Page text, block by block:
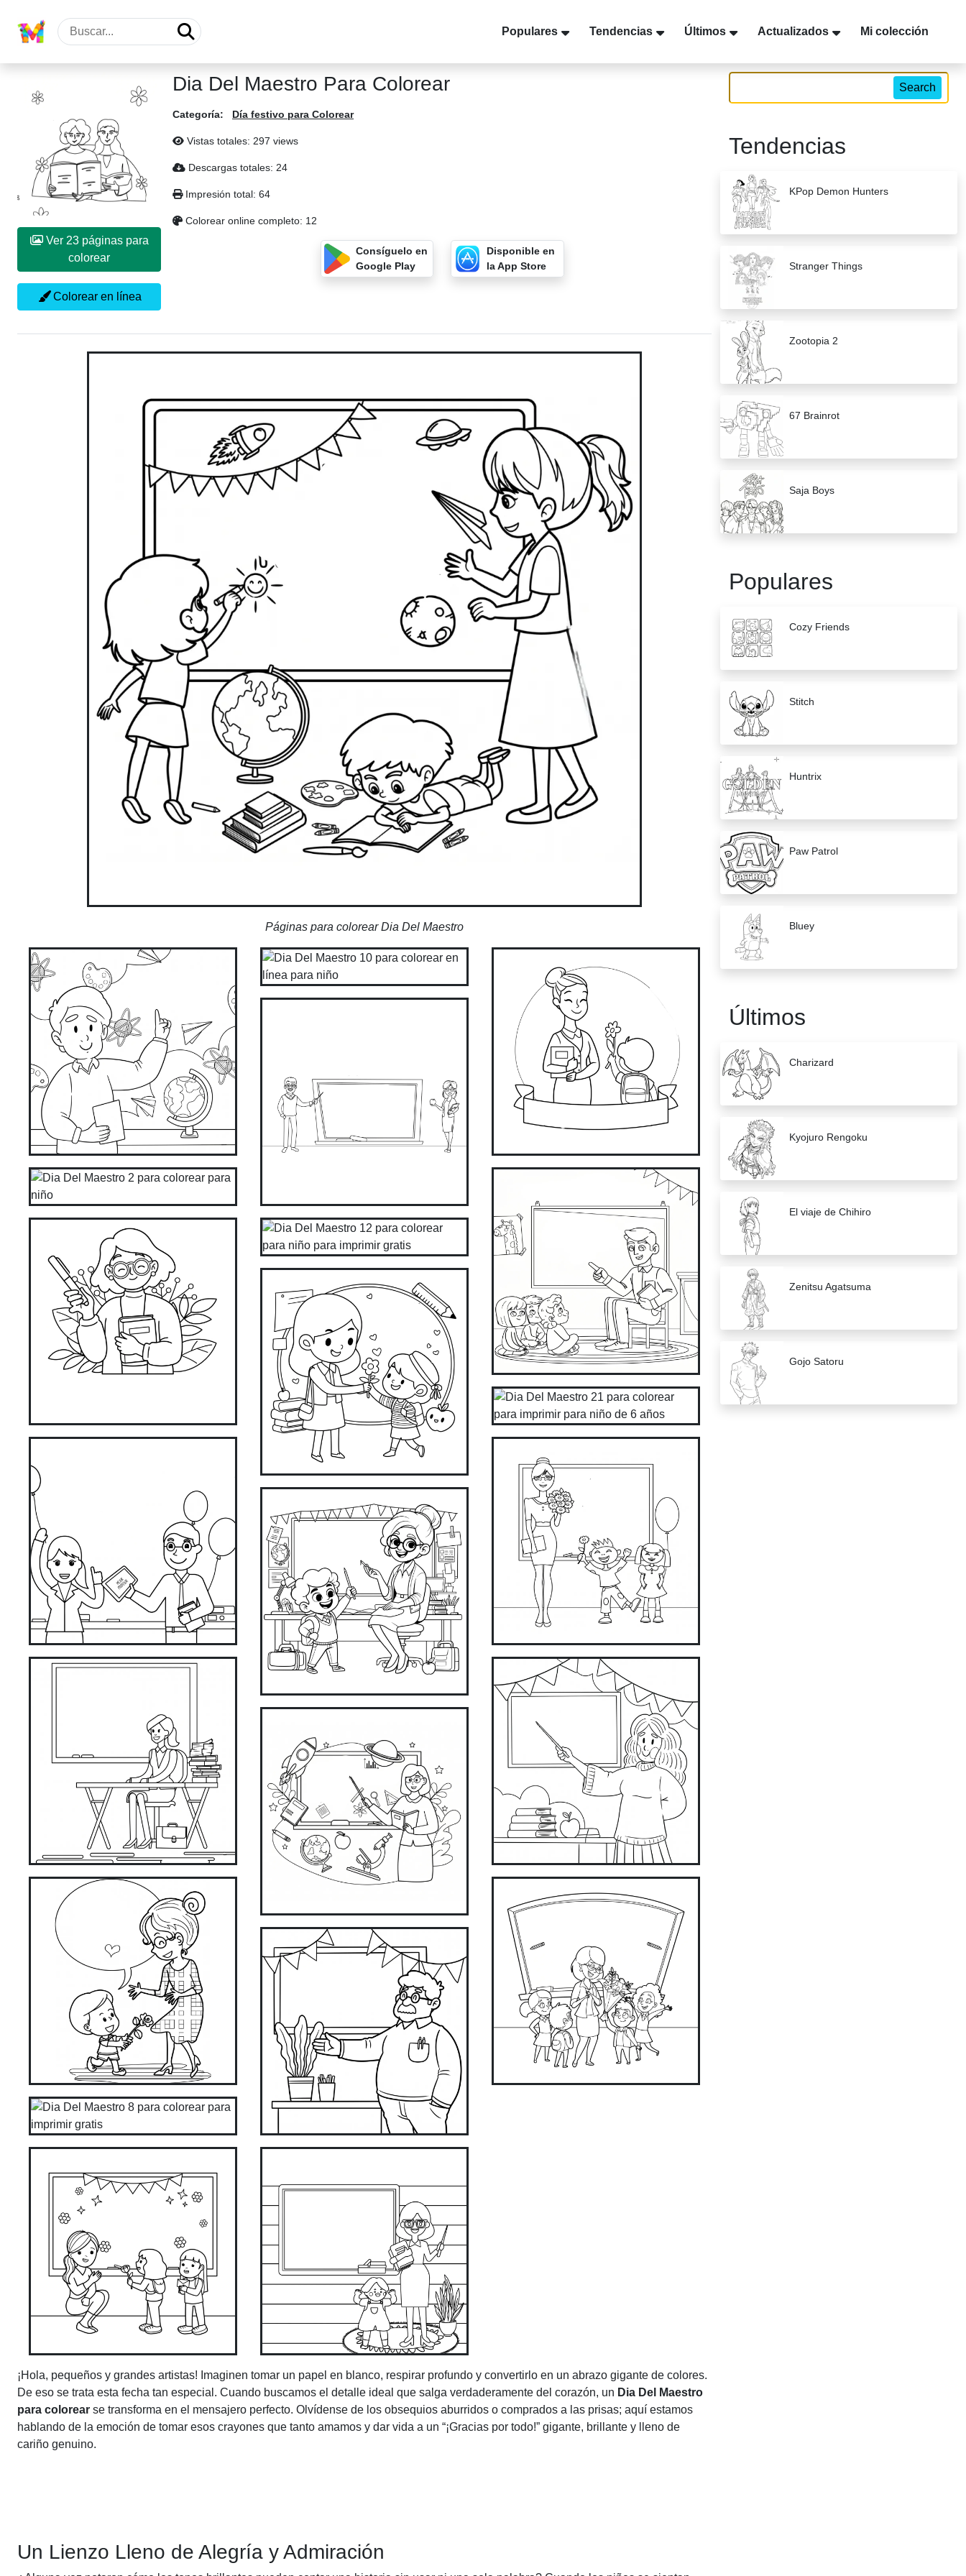
Populares Tendencias Últimos Actualizados Mi colección
Ver 23 páginas para
colorear
Colorear en línea
Dia Del Maestro Para Colorear
Categoría: Día festivo para Colorear
Vistas totales: 297 views
Descargas totales: 24
Impresión total: 64
Colorear online completo: 12
Consíguelo en
Google Play
Disponible en
la App Store
Páginas para colorear Dia Del Maestro
¡Hola, pequeños y grandes artistas! Imaginen tomar un papel en blanco, respirar profundo y convertirlo en un abrazo gigante de colores.
De eso se trata esta fecha tan especial. Cuando buscamos el detalle ideal que salga verdaderamente del corazón, un Dia Del Maestro
para colorear se transforma en el mensajero perfecto. Olvídense de los obsequios aburridos o comprados a las prisas; aquí estamos
hablando de la emoción de tomar esos crayones que tanto amamos y dar vida a un “¡Gracias por todo!” gigante, brillante y lleno de
cariño genuino.
Un Lienzo Lleno de Alegría y Admiración
Search
Tendencias
KPop Demon Hunters
Stranger Things
Zootopia 2
67 Brainrot
Saja Boys
Populares
Cozy Friends
Stitch
Huntrix
Paw Patrol
Bluey
Últimos
Charizard
Kyojuro Rengoku
El viaje de Chihiro
Zenitsu Agatsuma
Gojo Satoru